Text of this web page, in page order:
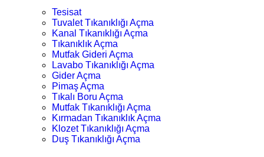
Tesisat
Tuvalet Tıkanıklığı Açma
Kanal Tıkanıklığı Açma
Tıkanıklık Açma
Mutfak Gideri Açma
Lavabo Tıkanıklığı Açma
Gider Açma
Pimaş Açma
Tıkalı Boru Açma
Mutfak Tıkanıklığı Açma
Kırmadan Tıkanıklık Açma
Klozet Tıkanıklığı Açma
Duş Tıkanıklığı Açma